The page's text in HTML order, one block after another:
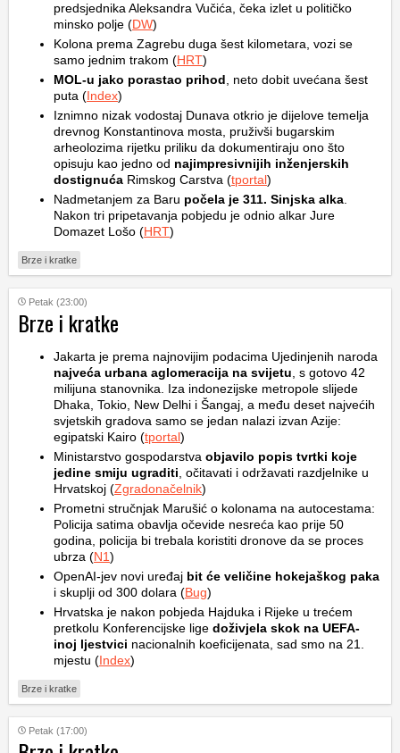
predsjednika Aleksandra Vučića, čeka izlet u političko
minsko polje (DW)
Kolona prema Zagrebu duga šest kilometara, vozi se
samo jednim trakom (HRT)
MOL-u jako porastao prihod , neto dobit uvećana šest
puta (Index)
Iznimno nizak vodostaj Dunava otkrio je dijelove temelja
drevnog Konstantinova mosta, pruživši bugarskim
arheolozima rijetku priliku da dokumentiraju ono što
opisuju kao jedno od najimpresivnijih inženjerskih
dostignuća Rimskog Carstva (tportal)
Nadmetanjem za Baru počela je 311. Sinjska alka
Nakon tri pripetavanja pobjedu je odnio alkar Jure
Domazet Lošo (HRT)
Brze i kratke
Petak (23:00)
Brze i kratke
Jakarta je prema najnovijim podacima Ujedinjenih naroda
najveća urbana aglomeracija na svijetu , s gotovo 42
milijuna stanovnika. Iza indonezijske metropole slijede
Dhaka, Tokio, New Delhi i Šangaj, a među deset najvećih
svjetskih gradova samo se jedan nalazi izvan Azije:
egipatski Kairo (tportal)
Ministarstvo gospodarstva objavilo popis tvrtki koje
jedine smiju ugraditi , očitavati i održavati razdjelnike u
Hrvatskoj (Zgradonačelnik)
Prometni stručnjak Marušić o kolonama na autocestama:
Policija satima obavlja očevide nesreća kao prije 50
godina, policija bi trebala koristiti dronove da se proces
ubrza (N1)
OpenAI-jev novi uređaj bit će veličine hokejaškog paka
i skuplji od 300 dolara (Bug)
Hrvatska je nakon pobjeda Hajduka i Rijeke u trećem
pretkolu Konferencijske lige doživjela skok na UEFA-
inoj ljestvici nacionalnih koeficijenata, sad smo na 21.
mjestu (Index)
Brze i kratke
Petak (17:00)